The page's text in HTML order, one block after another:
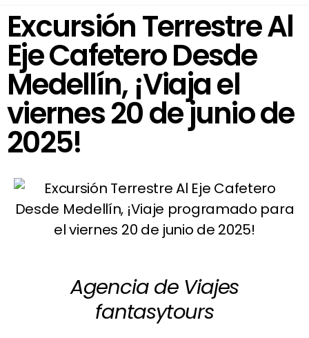
Excursión Terrestre Al
Eje Cafetero Desde
Medellín, ¡Viaja el
viernes 20 de junio de
2025!
Agencia de Viajes
fantasytours